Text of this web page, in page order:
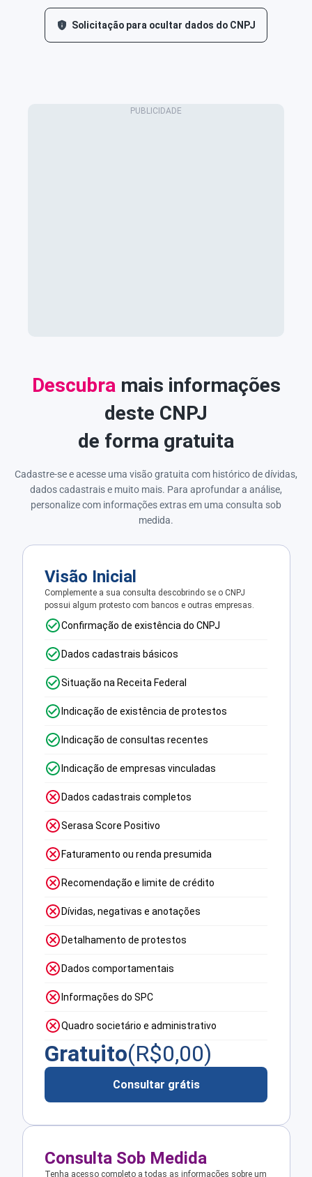
Solicitação para ocultar dados do CNPJ
Descubra mais informações
deste CNPJ
de forma gratuita
Cadastre-se e acesse uma visão gratuita com histórico de dívidas,
dados cadastrais e muito mais. Para aprofundar a análise,
personalize com informações extras em uma consulta sob
medida.
Visão Inicial
Complemente a sua consulta descobrindo se o CNPJ
possui algum protesto com bancos e outras empresas.
Confirmação de existência do CNPJ
Dados cadastrais básicos
Situação na Receita Federal
Indicação de existência de protestos
Indicação de consultas recentes
Indicação de empresas vinculadas
Dados cadastrais completos
Serasa Score Positivo
Faturamento ou renda presumida
Recomendação e limite de crédito
Dívidas, negativas e anotações
Detalhamento de protestos
Dados comportamentais
Informações do SPC
Quadro societário e administrativo
Gratuito(R$0,00)
Consultar grátis
Consulta Sob Medida
Tenha acesso completo a todas as informações sobre um